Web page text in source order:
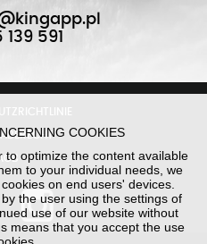
591
COOKIES
optimize the content available
to your individual needs, we
on end users' devices.
the user using the settings of
use of our website without
means that you accept the use